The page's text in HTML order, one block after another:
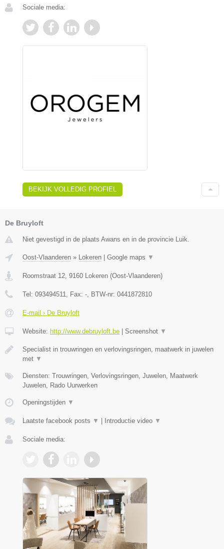
Sociale media:
BEKIJK VOLLEDIG PROFIEL
De Bruyloft
Niet gevestigd in de plaats Awans en in de provincie Luik.
Oost-Vlaanderen » Lokeren Google maps ▼
Roomstraat 12, 9160 Lokeren (Oost-Vlaanderen)
Tel: 093494511, Fax: -, BTW-nr: 0441872810
E-mail › De Bruyloft
Website: http://www.debruyloft.be Screenshot ▼
Specialist in trouwringen en verlovingsringen, maatwerk in juwelen
met ▼
Diensten: Trouwringen, Verlovingsringen, Juwelen, Maatwerk
Juwelen, Rado Uurwerken
Openingstijden ▼
Laatste facebook posts ▼ Introductie video ▼
Sociale media: